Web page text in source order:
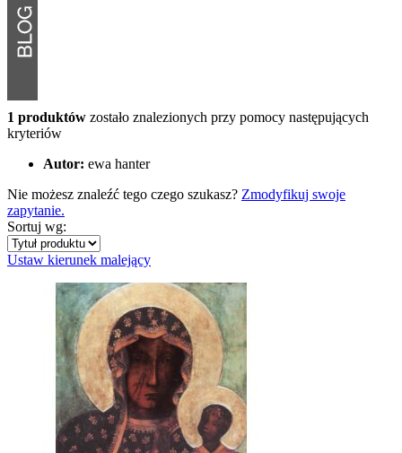
1 produktów zostało znalezionych przy pomocy następujących
kryteriów
Autor: ewa hanter
Nie możesz znaleźć tego czego szukasz? Zmodyfikuj swoje
zapytanie.
Sortuj wg:
Ustaw kierunek malejący